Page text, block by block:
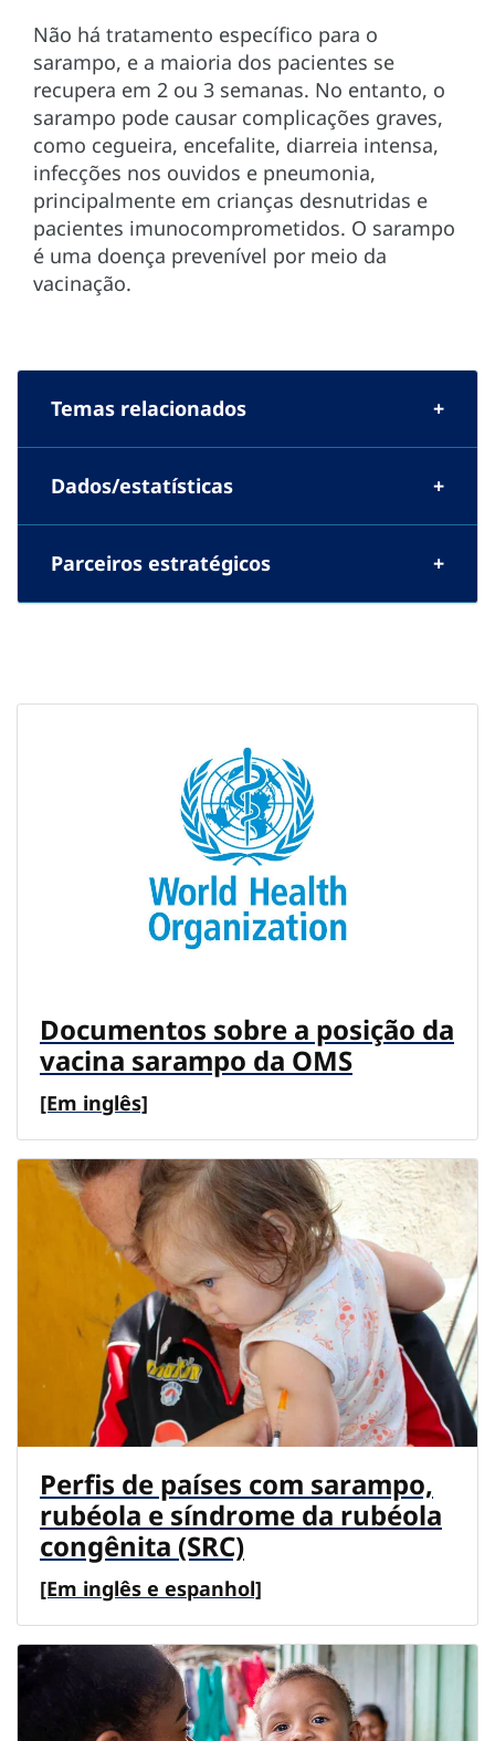
Não há tratamento específico para o
sarampo, e a maioria dos pacientes se
recupera em 2 ou 3 semanas. No entanto, o
sarampo pode causar complicações graves,
como cegueira, encefalite, diarreia intensa,
infecções nos ouvidos e pneumonia,
principalmente em crianças desnutridas e
pacientes imunocomprometidos. O sarampo
é uma doença prevenível por meio da
vacinação.
Temas relacionados
Dados/estatísticas
Parceiros estratégicos
Documentos sobre a posição da
vacina sarampo da OMS
[Em inglês]
Perfis de países com sarampo,
rubéola e síndrome da rubéola
congênita (SRC)
[Em inglês e espanhol]